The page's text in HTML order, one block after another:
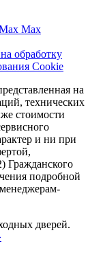
Max
обработку
Cookie
на
технических
стоимости
и ни при
Гражданского
подробной
дверей.